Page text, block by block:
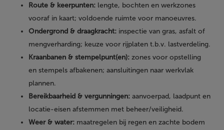
Route & keerpunten:lengte, bochten en werkzones
vooraf in kaart; voldoende ruimte voor manoeuvres.
Ondergrond & draagkracht:inspectie van gras, asfalt of
mengverharding; keuze voor rijplaten t.b.v. lastverdeling.
Kraanbanen & stempelpunt(en):zones voor opstelling
en stempels afbakenen; aansluitingen naar werkvlak
plannen.
Bereikbaarheid & vergunningen:aanvoerpad, laadpunt en
locatie-eisen afstemmen met beheer/veiligheid.
Weer & water:maatregelen bij regen en zachte bodem